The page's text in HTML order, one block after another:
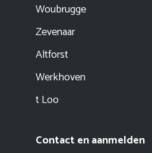
Woubrugge
Zevenaar
Altforst
Werkhoven
t Loo
Contact en aanmelden